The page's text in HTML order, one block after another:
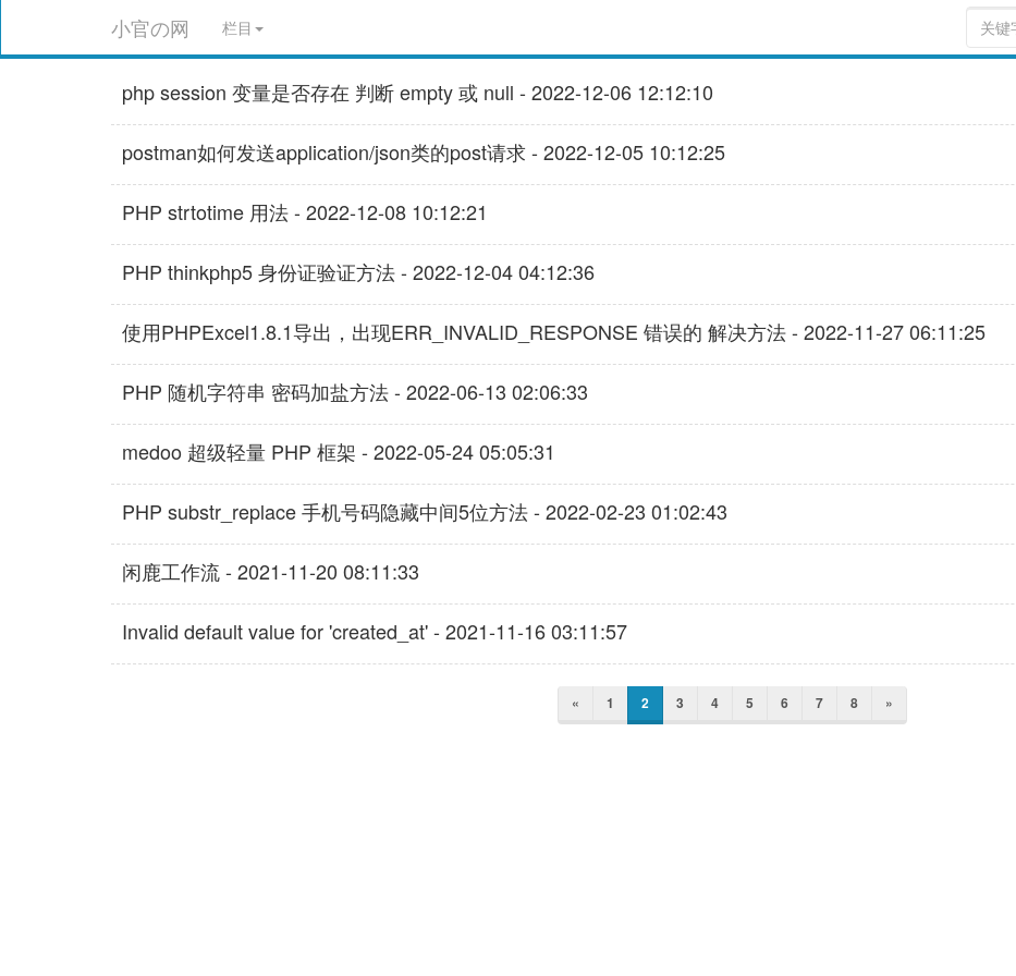
小官の网 栏目
php session 变量是否存在 判断 empty 或 null - 2022-12-06 12:12:10
postman如何发送application/json类的post请求 - 2022-12-05 10:12:25
PHP strtotime 用法 - 2022-12-08 10:12:21
PHP thinkphp5 身份证验证方法 - 2022-12-04 04:12:36
使用PHPExcel1.8.1导出，出现ERR_INVALID_RESPONSE 错误的 解决方法 - 2022-11-27 06:11:25
PHP 随机字符串 密码加盐方法 - 2022-06-13 02:06:33
medoo 超级轻量 PHP 框架 - 2022-05-24 05:05:31
PHP substr_replace 手机号码隐藏中间5位方法 - 2022-02-23 01:02:43
闲鹿工作流 - 2021-11-20 08:11:33
Invalid default value for 'created_at' - 2021-11-16 03:11:57
« 1 2 3 4 5 6 7 8 »